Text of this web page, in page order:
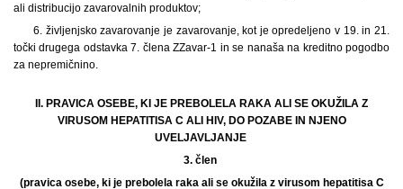
ali distribucijo zavarovalnih produktov;
6. življenjsko zavarovanje je zavarovanje, kot je opredeljeno v 19. in 21.
točki drugega odstavka 7. člena ZZavar-1 in se nanaša na kreditno pogodbo
za nepremičnino.
II. PRAVICA OSEBE, KI JE PREBOLELA RAKA ALI SE OKUŽILA Z
VIRUSOM HEPATITISA C ALI HIV, DO POZABE IN NJENO
UVELJAVLJANJE
3. člen
(pravica osebe, ki je prebolela raka ali se okužila z virusom hepatitisa C